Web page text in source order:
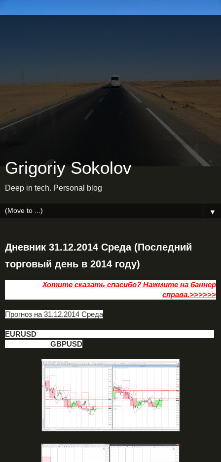
Grigoriy Sokolov
Deep in tech. Personal blog
▼
Дневник 31.12.2014 Среда (Последний
торговый день в 2014 году)
Хотите сказать спасибо? Нажмите на баннер
справа.>>>>>>
Прогноз на 31.12.2014 Среда
EURUSD
GBPUSD